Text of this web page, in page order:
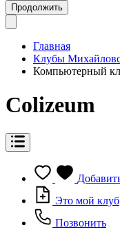
Продолжить
Главная
Клубы
Компьютерный
Colizeum
Это мой клуб
Позвонить